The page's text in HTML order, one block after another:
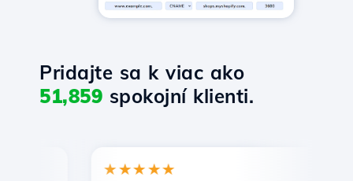
Pridajte sa k viac ako
51,859 spokojní klienti.
★★★★★